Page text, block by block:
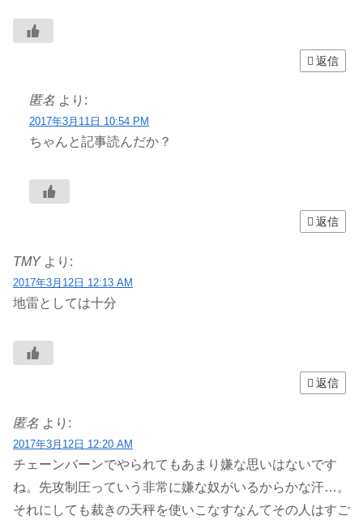
返信
匿名 より:
2017年3月11日 10:54 PM
ちゃんと記事読んだか？
返信
TMY より:
2017年3月12日 12:13 AM
地雷としては十分
返信
匿名 より:
2017年3月12日 12:20 AM
チェーンバーンでやられてもあまり嫌な思いはないです
ね。先攻制圧っていう非常に嫌な奴がいるからかな汗…。
それにしても裁きの天秤を使いこなすなんてその人はすご